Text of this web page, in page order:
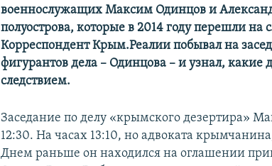
военнослужащих Максим Одинцов и
полуострова, которые в 2014 году перешли
Корреспондент Крым.Реалии побывал на
фигурантов дела –​ Одинцова –​ и узнал, какие
следствием.
Заседание по делу «крымского дезертира»
12:30. На часах 13:10, но адвоката
Днем раньше он находился на оглашении